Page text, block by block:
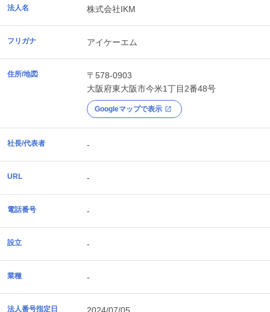
法人名 株式会社IKM
フリガナ アイケーエム
住所/地図
〒578-0903
大阪府東大阪市今米1丁目2番48号
Googleマップで表示
社長/代表者 -
URL -
電話番号 -
設立 -
業種 -
法人番号指定日